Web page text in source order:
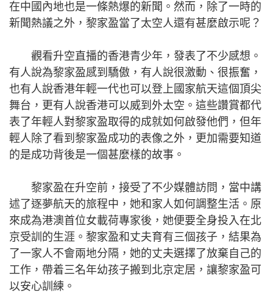
在中國內地也是一條熱爆的新聞。然而，除了一時的
新聞熱議之外，黎家盈當了太空人還有甚麼啟示呢？
觀看升空直播的香港青少年，發表了不少感想。
有人說為黎家盈感到驕傲，有人說很激動、很振奮，
也有人說香港年輕一代也可以登上國家航天這個頂尖
舞台，更有人說香港可以威到外太空。這些讚賞都代
表了年輕人對黎家盈取得的成就如何啟發他們，但年
輕人除了看到黎家盈成功的表像之外，更加需要知道
的是成功背後是一個甚麼樣的故事。
黎家盈在升空前，接受了不少媒體訪問，當中講
述了逐夢航天的旅程中，她和家人如何調整生活。原
來成為港澳首位女載荷專家後，她便要全身投入在北
京受訓的生涯。黎家盈和丈夫育有三個孩子，結果為
了一家人不會兩地分隔，她的丈夫選擇了放棄自己的
工作，帶着三名年幼孩子搬到北京定居，讓黎家盈可
以安心訓練。